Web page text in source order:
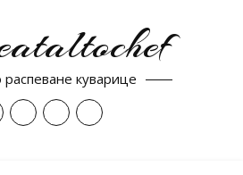
распеване куварице